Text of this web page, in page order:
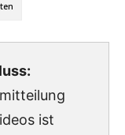
ist